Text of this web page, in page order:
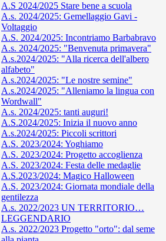
A.S 2024/2025 Stare bene a scuola
A.s. 2024/2025: Gemellaggio Gavi -
Voltaggio
A.S. 2024/2025: Incontriamo Barbabravo
A.s. 2024/2025: "Benvenuta primavera"
A.s.2024/2025: "Alla ricerca dell'albero
alfabeto"
A.s.2024/2025: "Le nostre semine"
A.s.2024/2025: "Alleniamo la lingua con
Wordwall"
A.s. 2024/2025: tanti auguri!
A.S.2024/2025: Inizia il nuovo anno
A.s.2024/2025: Piccoli scrittori
A.S. 2023/2024: Yoghiamo
A.S. 2023/2024: Progetto accoglienza
A.S. 2023/2024: Festa delle medaglie
A.S.2023/2024: Magico Halloween
A.S. 2023/2024: Giornata mondiale della
gentilezza
A.s. 2022/2023 UN TERRITORIO…
LEGGENDARIO
A.s. 2022/2023 Progetto "orto": dal seme